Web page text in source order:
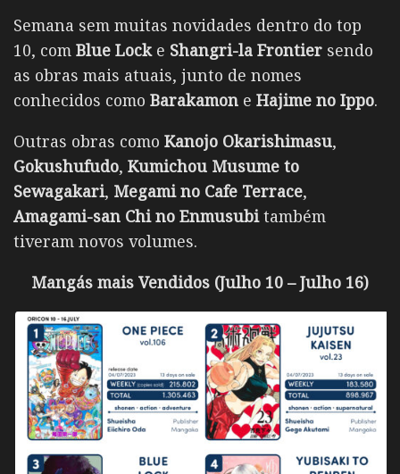
Semana sem muitas novidades dentro do top
10, com Blue Locke Shangri-la Frontier sendo
as obras mais atuais, junto de nomes
conhecidos como Barakamon e Hajime no Ippo.
Outras obras como Kanojo Okarishimasu,
Gokushufudo, Kumichou Musume to
Sewagakari, Megami no Cafe Terrace,
Amagami-san Chi no Enmusubitambém
tiveram novos volumes.
Mangás mais Vendidos (Julho 10 – Julho 16)